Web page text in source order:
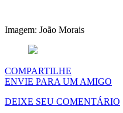
Imagem: João Morais
COMPARTILHE
ENVIE PARA UM AMIGO
DEIXE SEU COMENTÁRIO